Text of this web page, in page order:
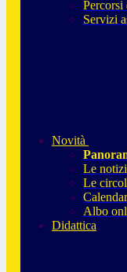
Percorsi
Servizi
Novità
Le
Le
Albo
Didattica